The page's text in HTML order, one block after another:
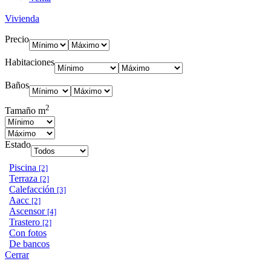
Vivienda
Precio
Habitaciones
Baños
Tamaño m2
Estado
Piscina [2]
Terraza [2]
Calefacción [3]
Aacc [2]
Ascensor [4]
Trastero [2]
Con fotos
De bancos
Cerrar